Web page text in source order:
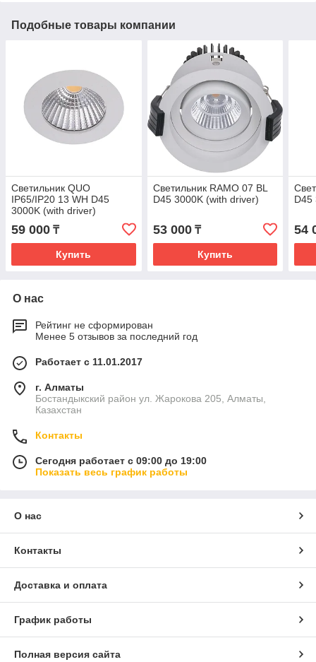
Подобные товары компании
Светильник QUO
IP65/IP20 13 WH D45
3000K (with driver)
59 000 ₸
Купить
Светильник RAMO 07 BL
D45 3000K (with driver)
53 000₸
Купить
D45
54
О нас
Рейтинг не сформирован
Менее 5 отзывов за последний год
Работает с 11.01.2017
г. Алматы
Бостандыкский район ул. Жарокова 205, Алматы,
Казахстан
Контакты
Сегодня работает с 09:00 до 19:00
Показать весь график работы
О нас
Контакты
Доставка и оплата
График работы
Полная версия сайта